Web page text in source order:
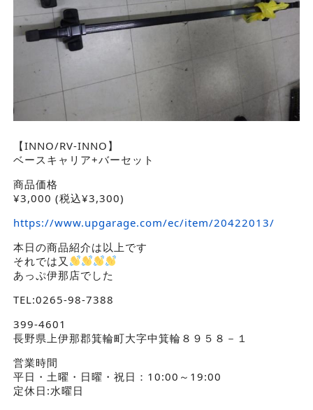
【INNO/RV-INNO】
ベースキャリア+バーセット
商品価格
¥3,000 (税込¥3,300)
https://www.upgarage.com/ec/item/20422013/
本日の商品紹介は以上です
それでは又
あっぷ伊那店でした
TEL:0265-98-7388
399-4601
長野県上伊那郡箕輪町大字中箕輪８９５８－１
営業時間
平日・土曜・日曜・祝日：10:00～19:00
定休日:水曜日